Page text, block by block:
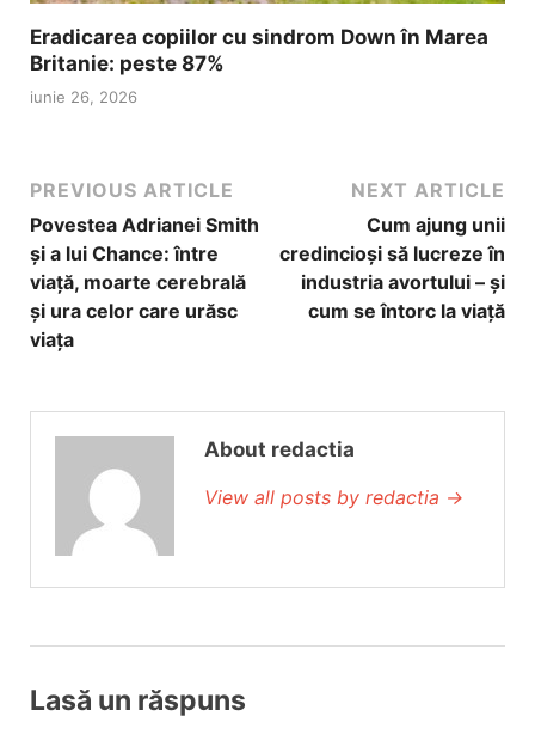
Eradicarea copiilor cu sindrom Down în Marea
Britanie: peste 87%
iunie 26, 2026
PREVIOUS ARTICLE
Povestea Adrianei Smith
și a lui Chance: între
viață, moarte cerebrală
și ura celor care urăsc
viața
NEXT ARTICLE
Cum ajung unii
credincioși să lucreze în
industria avortului – și
cum se întorc la viață
About redactia
View all posts by redactia →
Lasă un răspuns